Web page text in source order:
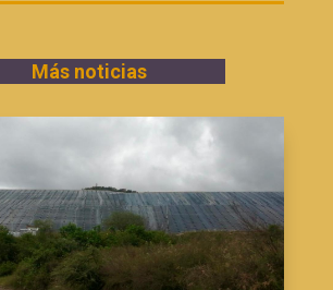
Más noticias